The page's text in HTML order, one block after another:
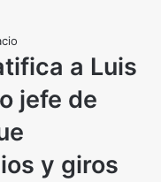
a Luis
jefe de
y giros